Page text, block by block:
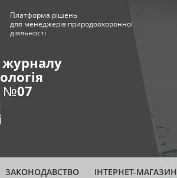
№07
Платформа рішень
для менеджерів природоохоронної
діяльності
ЗАКОНОДАВСТВО ІНТЕРНЕТ-МАГАЗИН